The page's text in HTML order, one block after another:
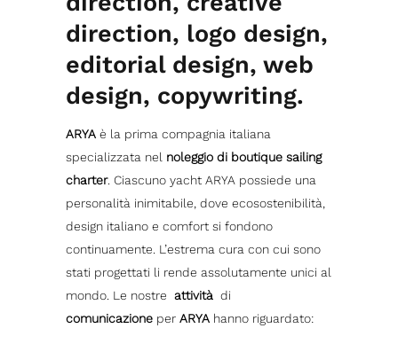
direction, logo design,
editorial design, web
design, copywriting.
ARYA è la prima compagnia italiana
specializzata nel noleggio di boutique sailing
charter. Ciascuno yacht ARYA possiede una
personalità inimitabile, dove ecosostenibilità,
design italiano e comfort si fondono
continuamente. L’estrema cura con cui sono
stati progettati li rende assolutamente unici al
mondo. Le nostre attività di
comunicazione per ARYA hanno riguardato: